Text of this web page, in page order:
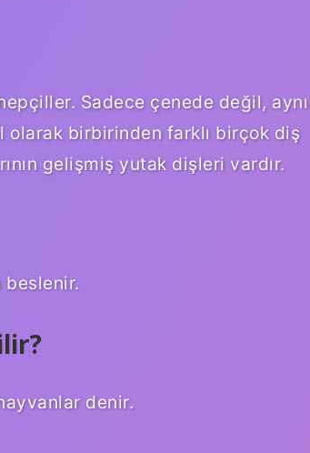
Sadece çenede değil, aynı
olarak birbirinden farklı birçok diş
gelişmiş yutak dişleri vardır.
beslenir.
denir.